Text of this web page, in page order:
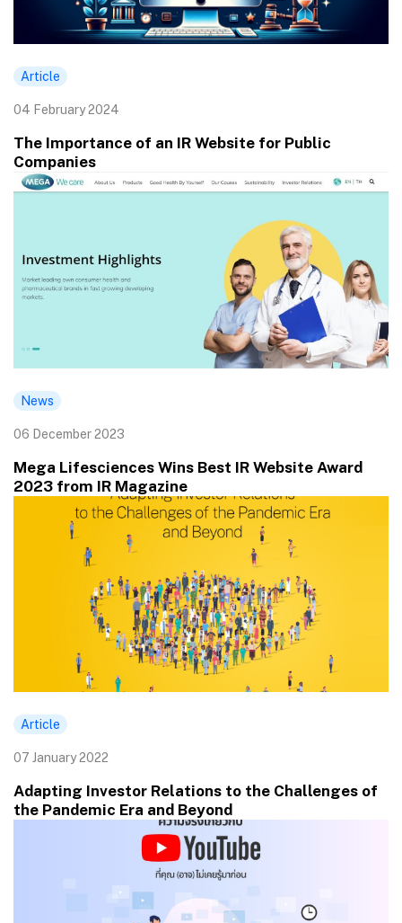
Article
04 February 2024
The Importance of an IR Website for Public
Companies
News
06 December 2023
Mega Lifesciences Wins Best IR Website Award
2023 from IR Magazine
Article
07 January 2022
Adapting Investor Relations to the Challenges of
the Pandemic Era and Beyond